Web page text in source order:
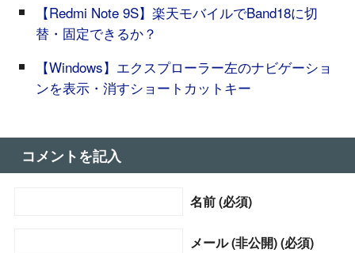
【Redmi Note 9S】楽天モバイルでBand18に切
替・固定できるか？
【Windows】エクスプローラー左のナビゲーショ
ンを表示・消すショートカットキー
コメントを記入
名前 (必須)
メール (非公開) (必須)